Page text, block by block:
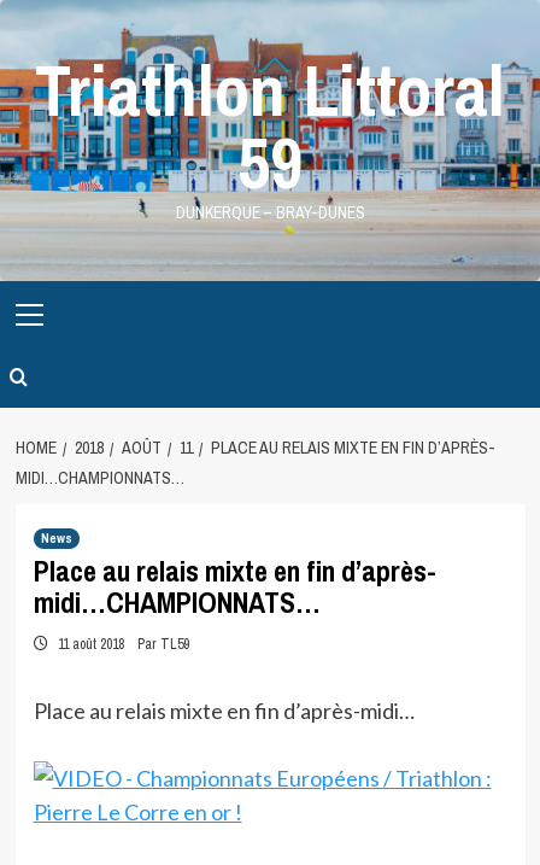
Skip
contentTriathlon Littoral
59
DUNKERQUE – BRAY-DUNES
Menu
HOME 2018 AOÛT 11
PLACE AU RELAIS MIXTE EN FIN D’APRÈS-
MIDI…CHAMPIONNATS…
News
Place au relais mixte en fin d’après-
midi…CHAMPIONNATS…
11 août 2018 Par TL59
Place au relais mixte en fin d’après-midi…